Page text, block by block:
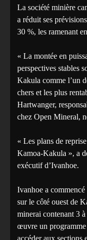
La société minière
a réduit ses
30 %, les ramenant
« La montée en
perspectives stables
Kakula comme l’un
chers et les plus
Hartwanger,
chez Open Mineral,
« Les plans de
Kamoa-Kakula », a
exécutif d’Ivanhoe.
Ivanhoe a
sur le côté ouest de
minerai contenant 3
œuvre un programme
accéder aux sections